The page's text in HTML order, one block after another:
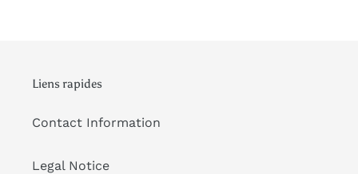
Liens rapides
Contact Information
Legal Notice